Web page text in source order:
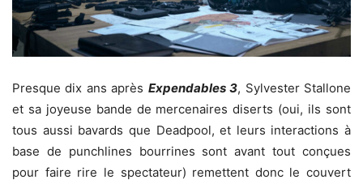
Presque dix ans après Expendables 3, Sylvester Stallone
et sa joyeuse bande de mercenaires diserts (oui, ils sont
tous aussi bavards que Deadpool, et leurs interactions à
base de punchlines bourrines sont avant tout conçues
pour faire rire le spectateur) remettent donc le couvert